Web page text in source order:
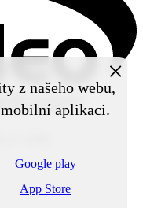
z našeho webu,
aplikaci.
×
© 2026